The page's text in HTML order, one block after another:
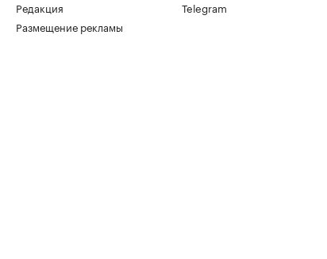
Редакция
Размещение рекламы
Telegram